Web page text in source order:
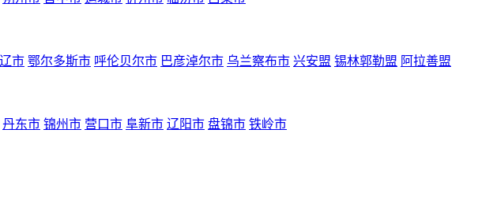
市 鄂尔多斯市 呼伦贝尔市 巴彦淖尔市 乌兰察布市 兴安盟 锡林郭勒盟 阿拉善盟
丹东市 锦州市 营口市 阜新市 辽阳市 盘锦市 铁岭市